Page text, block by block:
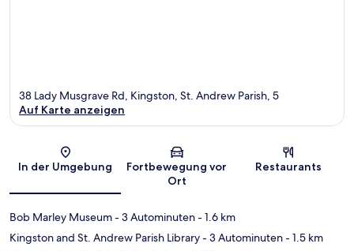
Karte
38 Lady Musgrave Rd, Kingston, St. Andrew Parish, 5
Auf Karte anzeigen
In der Umgebung
Fortbewegung vor
Ort
Restaurants
Bob Marley Museum- 3 Autominuten- 1.6 km
Kingston and St. Andrew Parish Library- 3 Autominuten- 1.5 km